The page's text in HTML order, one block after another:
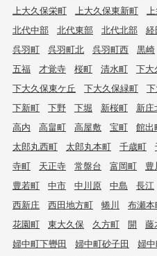
上大久保栄町
上大久保東新町
北代中部
北代東部 北代北部 経
呉羽町
呉羽町北 呉羽町西 黒崎
五福
才覚寺 桜町 清水町 下大
下大久保東ケ丘
下大久保緑町
下新町
下野 下堀 新桜町 新庄
高内
高畠町 高屋敷 宝町 館出
太郎丸西町
太郎丸本町 千歳町
寺町
天正寺 常盤台 富岡町 豊
豊若町
中市 中川原 中島 長江
西新庄
西田地方町 蜷川 布瀬本
花園町
東大久保 久方町 開 藤
婦中町下轡田
婦中町砂子田 婦